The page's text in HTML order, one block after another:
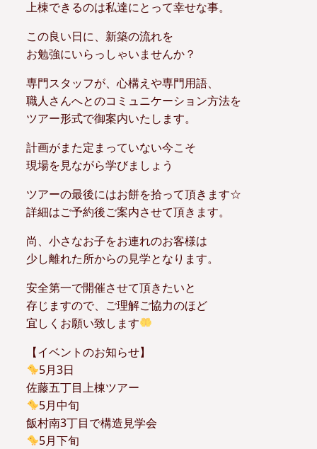
上棟できるのは私達にとって幸せな事。
この良い日に、新築の流れを
お勉強にいらっしゃいませんか？
専門スタッフが、心構えや専門用語、
職人さんへとのコミュニケーション方法を
ツアー形式で御案内いたします。
計画がまた定まっていない今こそ
現場を見ながら学びましょう
ツアーの最後にはお餅を拾って頂きます☆
詳細はご予約後ご案内させて頂きます。
尚、小さなお子をお連れのお客様は
少し離れた所からの見学となります。
安全第一で開催させて頂きたいと
存じますので、ご理解ご協力のほど
宜しくお願い致します
【イベントのお知らせ】
5月3日
佐藤五丁目上棟ツアー
5月中旬
飯村南3丁目で構造見学会
5月下旬